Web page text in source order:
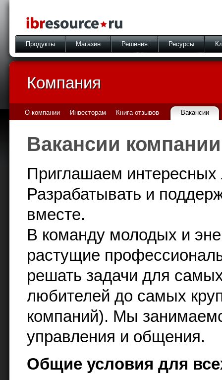
Продукты Магазин Решения Ресурсы
Компания
О компании Инвесторам Книга отзывов Вакансии
Вакансии компании
Приглашаем интересных
Разрабатывать и
вместе.
В команду молодых и
растущие
решать задачи для
любителей до самых
компаний). Мы
управления и общения.
Общие условия для